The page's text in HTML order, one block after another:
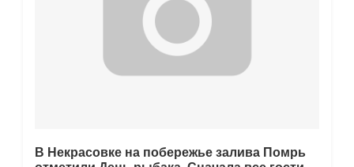
В Некрасовке на побережье залива Помрь